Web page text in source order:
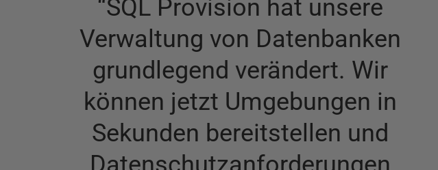
“SQL Provision hat unsere
Verwaltung von Datenbanken
grundlegend verändert. Wir
können jetzt Umgebungen in
Sekunden bereitstellen und